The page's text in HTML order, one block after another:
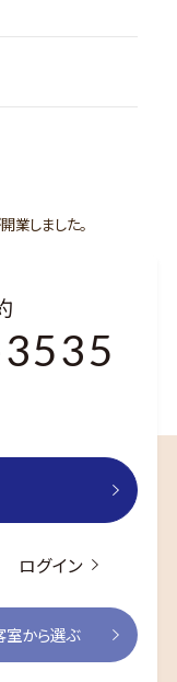
業しました。
ログイン
室から選ぶ